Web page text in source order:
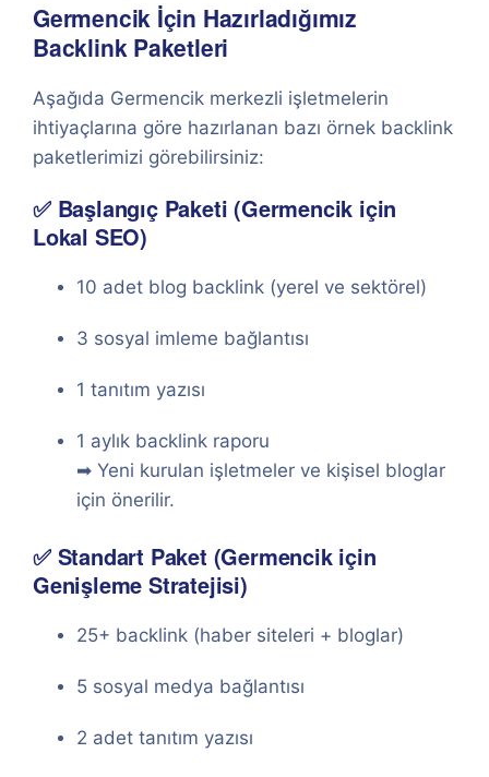
Germencik İçin Hazırladığımız
Backlink Paketleri
Aşağıda Germencik merkezli işletmelerin
ihtiyaçlarına göre hazırlanan bazı örnek backlink
paketlerimizi görebilirsiniz:
✅ Başlangıç Paketi (Germencik için
Lokal SEO)
10 adet blog backlink (yerel ve sektörel)
3 sosyal imleme bağlantısı
1 tanıtım yazısı
1 aylık backlink raporu
➡ Yeni kurulan işletmeler ve kişisel bloglar
için önerilir.
✅ Standart Paket (Germencik için
Genişleme Stratejisi)
25+ backlink (haber siteleri + bloglar)
5 sosyal medya bağlantısı
2 adet tanıtım yazısı